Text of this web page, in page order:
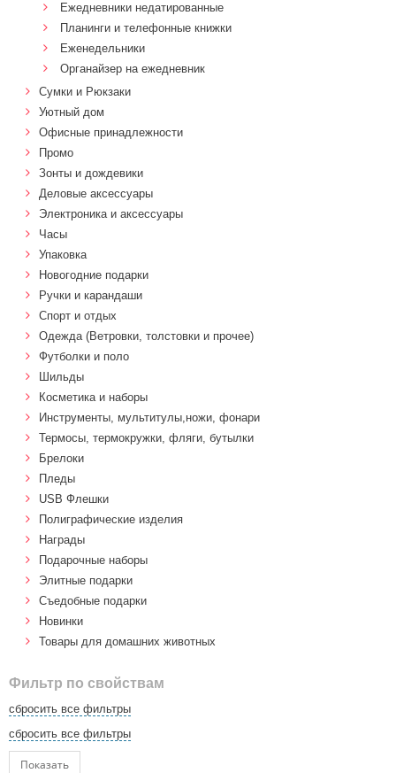
Ежедневники недатированные
Планинги и телефонные книжки
Еженедельники
Органайзер на ежедневник
Сумки и Рюкзаки
Уютный дом
Офисные принадлежности
Промо
Зонты и дождевики
Деловые аксессуары
Электроника и аксессуары
Часы
Упаковка
Новогодние подарки
Ручки и карандаши
Спорт и отдых
Одежда (Ветровки, толстовки и прочее)
Футболки и поло
Шильды
Косметика и наборы
Инструменты, мультитулы,ножи, фонари
Термосы, термокружки, фляги, бутылки
Брелоки
Пледы
USB Флешки
Полиграфические изделия
Награды
Подарочные наборы
Элитные подарки
Cъедобные подарки
Новинки
Товары для домашних животных
Фильтр по свойствам
сбросить все фильтры
сбросить все фильтры
Показать